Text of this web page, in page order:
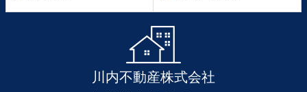
川内不動産株式会社